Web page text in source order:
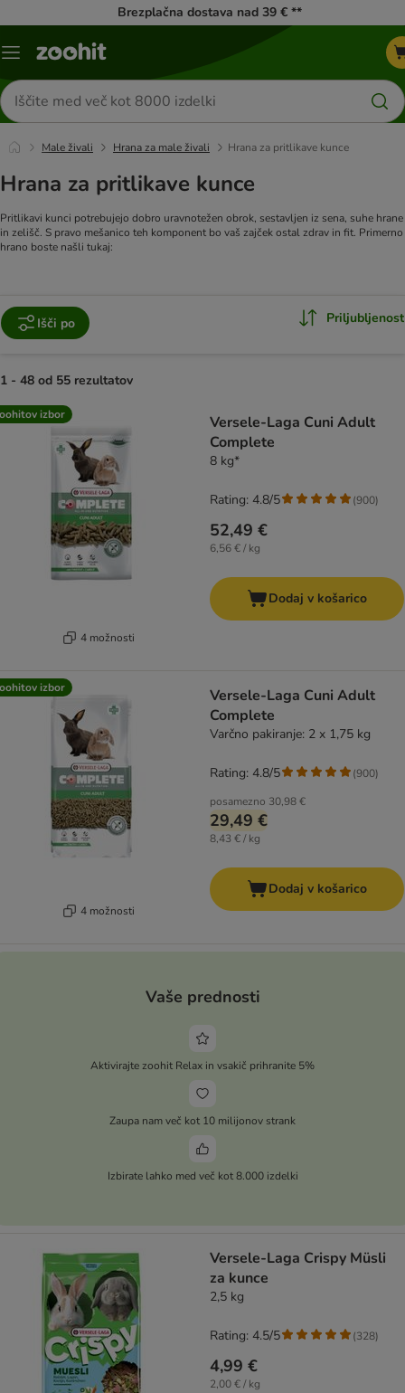
Brezplačna dostava nad 39 € **
Meni
Iskanje
izdelkov
Male živali Hrana za male živali Hrana za pritlikave kunce
Hrana za pritlikave kunce
Pritlikavi kunci potrebujejo dobro uravnotežen obrok, sestavljen iz sena, suhe hrane
in zelišč. S pravo mešanico teh komponent bo vaš zajček ostal zdrav in fit. Primerno
hrano boste našli tukaj:
Išči po Priljubljenost
1 - 48 od 55 rezultatov
product items have been changed
izbor
4 možnosti
Versele-Laga Cuni Adult
Complete
8 kg*
52,49 €
6,56 € / kg
Rating: 4.8/5 (900)
Dodaj v košarico
izbor
4 možnosti
Versele-Laga Cuni Adult
Complete
Varčno pakiranje: 2 x 1,75 kg
posamezno 30,98 €
29,49 €
8,43 € / kg
Rating: 4.8/5 (900)
Dodaj v košarico
Vaše prednosti
Aktivirajte zoohit Relax in vsakič prihranite 5%
Zaupa nam več kot 10 milijonov strank
Izbirate lahko med več kot 8.000 izdelki
Versele-Laga Crispy Müsli
za kunce
2,5 kg
4,99 €
2,00 € / kg
Rating: 4.5/5 (328)